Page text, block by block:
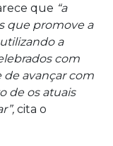
que “a
que promove a
a
com
de avançar com
de os atuais
cita o